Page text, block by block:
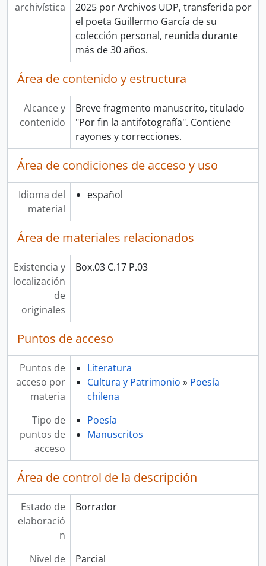
archivística
2025 por Archivos UDP, transferida por
el poeta Guillermo García de su
colección personal, reunida durante
más de 30 años.
Área de contenido y estructura
Alcance y
contenido
Breve fragmento manuscrito, titulado
"Por fin la antifotografía". Contiene
rayones y correcciones.
Área de condiciones de acceso y uso
Idioma del
material
español
Área de materiales relacionados
Existencia y
localización
de
originales
Box.03 C.17 P.03
Puntos de acceso
Puntos de
acceso por
materia
Literatura
Cultura y Patrimonio » Poesía
chilena
Tipo de
puntos de
acceso
Poesía
Manuscritos
Área de control de la descripción
Estado de
elaboració
n
Borrador
Nivel de
Parcial